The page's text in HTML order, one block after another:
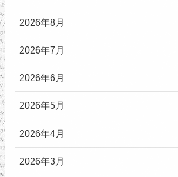
2026年8月
2026年7月
2026年6月
2026年5月
2026年4月
2026年3月